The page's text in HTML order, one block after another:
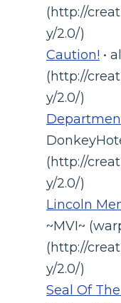
(http://
y/2.0/)
Caution! •
(http://
y/2.0/)
(http://
y/2.0/)
Lincoln
~MVI~
(http://
y/2.0/)
Seal Of